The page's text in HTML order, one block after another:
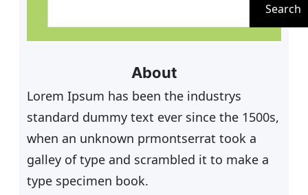
n
Search
About
Lorem Ipsum has been the industrys
standard dummy text ever since the 1500s,
when an unknown prmontserrat took a
galley of type and scrambled it to make a
type specimen book.